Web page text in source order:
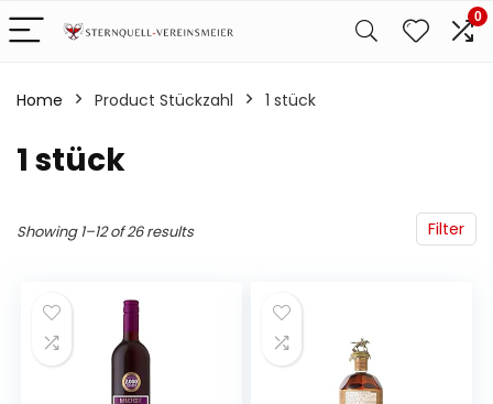
0
Home Product Stückzahl ‎1 stück
‎1 stück
Filter
Showing 1–12 of 26 results